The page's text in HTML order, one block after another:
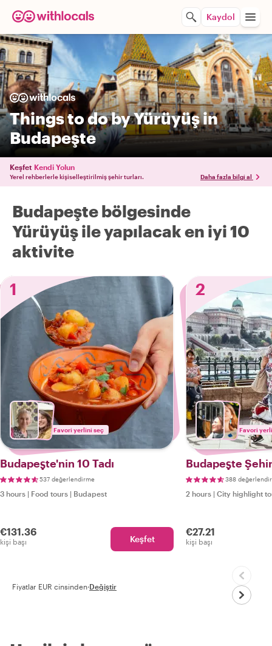
Kaydol
Things to do by Yürüyüş in
Budapeşte
Keşfet Kendi Yolun
Yerel rehberlerle kişiselleştirilmiş şehir turları. Daha fazla bilgi al
Budapeşte bölgesinde
Yürüyüş ile yapılacak en iyi 10
aktivite
1
Favori yerlini seç
Budapeşte'nin 10 Tadı
537 değerlendirme
3 hours | Food tours | Budapest
€131.36
kişi başı Keşfet
2
Favori
Budapeşte
388
2 hours | City highlight
€27.21
kişi başı
Fiyatlar EUR cinsinden·Değiştir